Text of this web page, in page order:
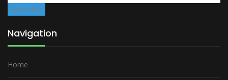
Navigation
Home